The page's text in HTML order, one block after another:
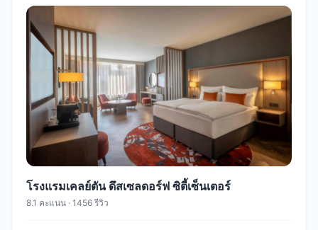
โรงแรมเคลย์ตัน ดึสเซลดอร์ฟ ซิตี้เซ็นเตอร์
8.1 คะแนน · 1456 รีวิว